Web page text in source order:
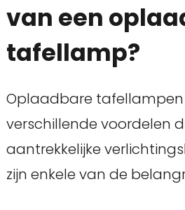
van een
tafellamp?
Oplaadbare
verschillende voordelen
aantrekkelijke
zijn enkele van de